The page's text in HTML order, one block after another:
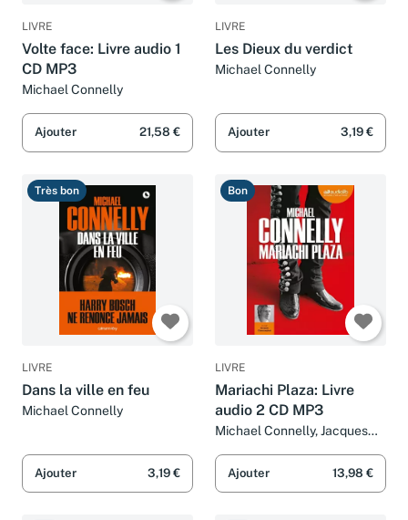
LIVRE
Volte face: Livre audio 1
CD MP3
Michael Connelly
Ajouter 21,58 €
LIVRE
Les Dieux du verdict
Michael Connelly
Ajouter 3,19 €
Très bon
LIVRE
Dans la ville en feu
Michael Connelly
Ajouter 3,19 €
Bon
LIVRE
Mariachi Plaza: Livre
audio 2 CD MP3
Michael Connelly, Jacques
Ajouter 13,98 €